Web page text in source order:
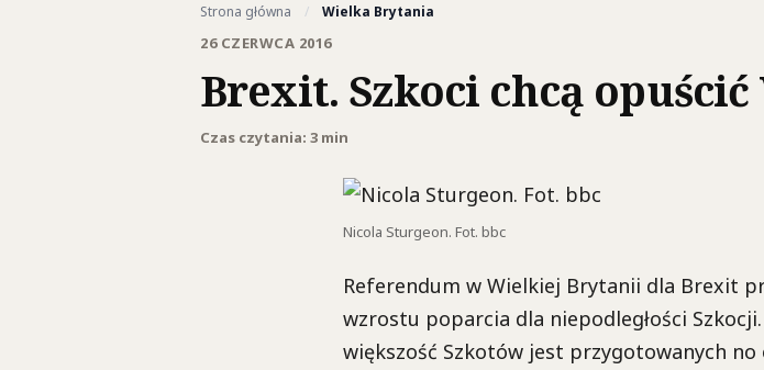
Strona główna / Wielka Brytania
26 CZERWCA 2016
Brexit. Szkoci chcą
Czas czytania: 3 min
Nicola Sturgeon. Fot. bbc
Referendum w Wielkiej Brytanii dla Brexit
wzrostu poparcia dla niepodległości
większość Szkotów jest przygotowanych